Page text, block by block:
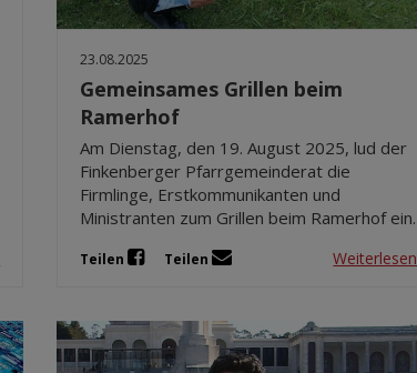
23.08.2025
Gemeinsames Grillen beim
Ramerhof
Am Dienstag, den 19. August 2025, lud der
Finkenberger Pfarrgemeinderat die
Firmlinge, Erstkommunikanten und
Ministranten zum Grillen beim Ramerhof ein.
Teilen Teilen Weiterlesen